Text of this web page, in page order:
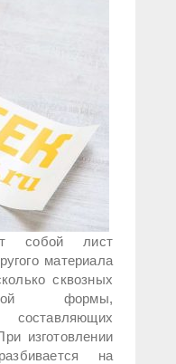
собой лист
материала
сквозных
формы,
изготовлении
на